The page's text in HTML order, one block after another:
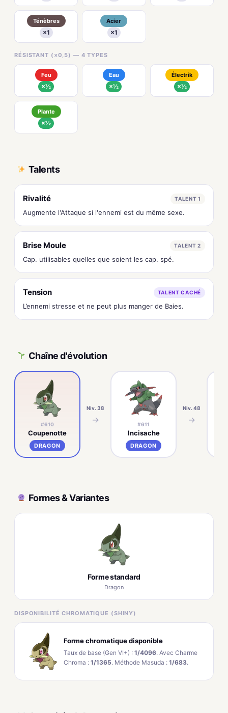
Ténèbres
×1
Acier
×1
RÉSISTANT (×0,5) — 4 TYPES
Feu
×½
Eau
×½
Électrik
×½
Plante
×½
Talents
Rivalité TALENT 1
Augmente l'Attaque si l'ennemi est du même sexe.
Brise Moule TALENT 2
Cap. utilisables quelles que soient les cap. spé.
Tension TALENT CACHÉ
L’ennemi stresse et ne peut plus manger de Baies.
Chaîne d'évolution
#610
Coupenotte
DRAGON
Niv. 38
→ #611
Incisache
DRAGON
Niv. 48
→
Formes & Variantes
Forme standard
Dragon
DISPONIBILITÉ CHROMATIQUE (SHINY)
Forme chromatique disponible
Taux de base (Gen VI+) : 1/4096. Avec Charme
Chroma : 1/1365. Méthode Masuda : 1/683.